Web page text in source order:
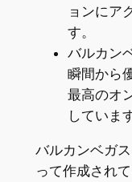
ョンにア
す。
バルカン
瞬間から
最高のオ
していま
バルカンベガ
って作成され